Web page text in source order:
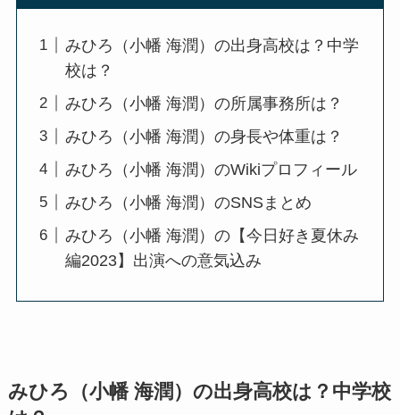
みひろ（小幡 海潤）の出身高校は？中学
校は？
みひろ（小幡 海潤）の所属事務所は？
みひろ（小幡 海潤）の身長や体重は？
みひろ（小幡 海潤）のWikiプロフィール
みひろ（小幡 海潤）のSNSまとめ
みひろ（小幡 海潤）の【今日好き夏休み
編2023】出演への意気込み
みひろ（小幡 海潤）の出身高校は？中学校